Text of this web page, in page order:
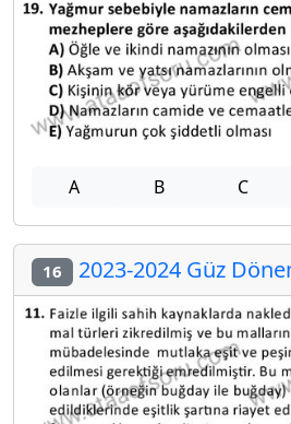
A B C
16 2023-2024 Güz